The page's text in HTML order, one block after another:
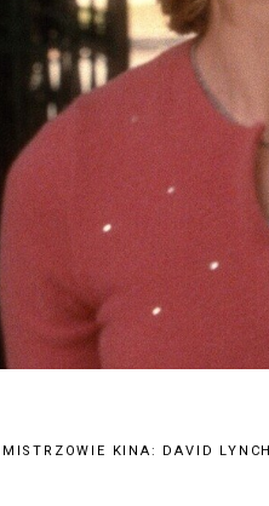
MISTRZOWIE KINA: DAVID LYNCH